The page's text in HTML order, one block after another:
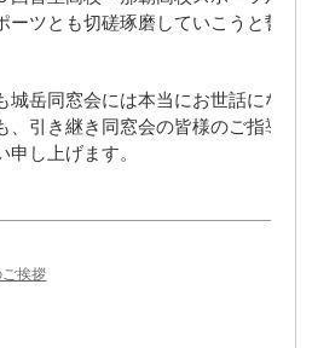
ーツとも切磋琢磨していこうと誓い
城岳同窓会には本当にお世話になり
、引き継き同窓会の皆様のご指導・
申し上げます。
挨拶